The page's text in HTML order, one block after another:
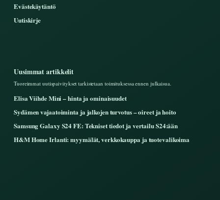
Evästekäytäntö
Uutiskirje
Uusimmat artikkelit
Tuoreimmat uutispaivitykset tarkistetaan toimituksessa ennen julkaisua.
Elisa Viihde Mini – hinta ja ominaisuudet
Sydämen vajaatoiminta ja jalkojen turvotus – oireet ja hoito
Samsung Galaxy S24 FE: Tekniset tiedot ja vertailu S24:ään
H&M Home Irlanti: myymälät, verkkokauppa ja tuotevalikoima